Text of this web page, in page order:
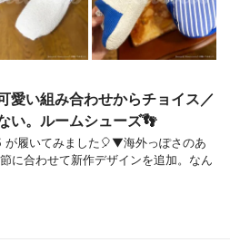
愛い組み合わせからチョイス／
い。ルームシューズ👣
履いてみました🎈⁡⁡⁡▼⁡海外っぽさのあ
に合わせて新作デザインを追加。⁡なん